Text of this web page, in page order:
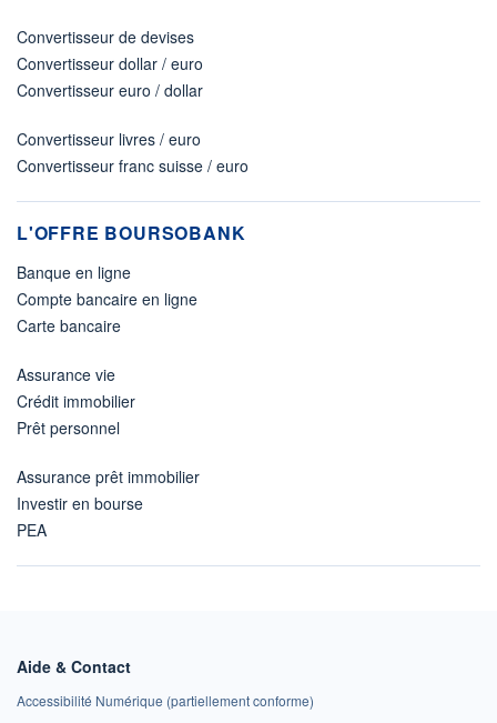
Convertisseur de devises
Convertisseur dollar / euro
Convertisseur euro / dollar
Convertisseur livres / euro
Convertisseur franc suisse / euro
L'OFFRE BOURSOBANK
Banque en ligne
Compte bancaire en ligne
Carte bancaire
Assurance vie
Crédit immobilier
Prêt personnel
Assurance prêt immobilier
Investir en bourse
PEA
Aide & Contact
Accessibilité Numérique (partiellement conforme)